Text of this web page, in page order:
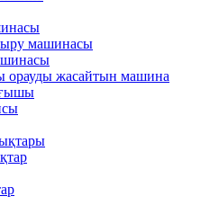
машинасы
орауды жасайтын машина